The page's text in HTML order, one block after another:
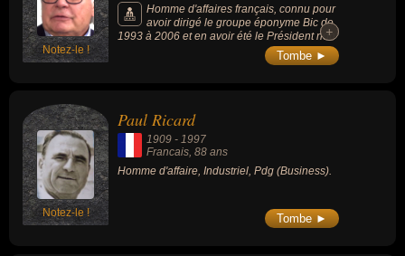
Notez-le !
Homme d'affaires français, connu pour
avoir dirigé le groupe éponyme Bic de
1993 à 2006 et en avoir été le Président non
exécutif jusqu'en 2018. Fils de Marcel Bich
(industriel franco-italien créateur du célèbre
+
+
Tombe ►
Notez-le !
Paul Ricard
1909 - 1997
Francais, 88 ans
Homme d'affaire, Industriel, Pdg (Business).
Tombe ►